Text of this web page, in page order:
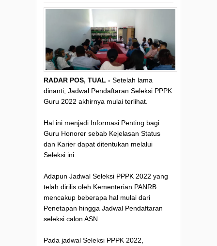
RADAR POS, TUAL - Setelah lama
dinanti, Jadwal Pendaftaran Seleksi PPPK
Guru 2022 akhirnya mulai terlihat.
Hal ini menjadi Informasi Penting bagi
Guru Honorer sebab Kejelasan Status
dan Karier dapat ditentukan melalui
Seleksi ini.
Adapun Jadwal Seleksi PPPK 2022 yang
telah dirilis oleh Kementerian PANRB
mencakup beberapa hal mulai dari
Penetapan hingga Jadwal Pendaftaran
seleksi calon ASN.
Pada jadwal Seleksi PPPK 2022,